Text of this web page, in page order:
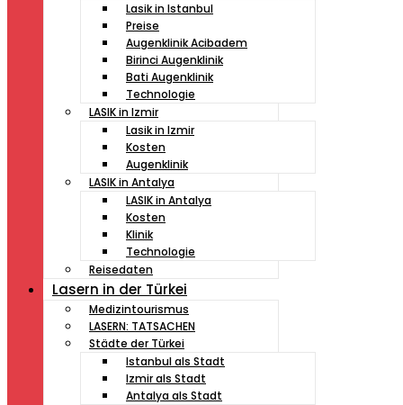
Lasik in Istanbul
Preise
Augenklinik Acibadem
Birinci Augenklinik
Bati Augenklinik
Technologie
LASIK in Izmir
Lasik in Izmir
Kosten
Augenklinik
LASIK in Antalya
LASIK in Antalya
Kosten
Klinik
Technologie
Reisedaten
Lasern in der Türkei
Medizintourismus
LASERN: TATSACHEN
Städte der Türkei
Istanbul als Stadt
Izmir als Stadt
Antalya als Stadt